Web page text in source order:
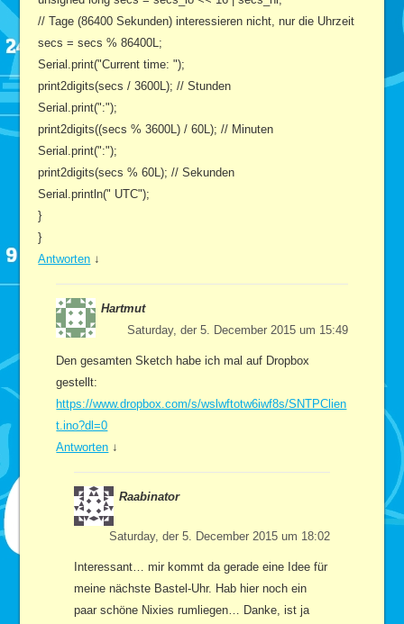
// Tage (86400 Sekunden) interessieren nicht, nur die Uhrzeit
secs = secs % 86400L;
Serial.print("Current time: ");
print2digits(secs / 3600L); // Stunden
Serial.print(":");
print2digits((secs % 3600L) / 60L); // Minuten
Serial.print(":");
print2digits(secs % 60L); // Sekunden
Serial.println(" UTC");
}
}
Antworten ↓
Hartmut
Saturday, der 5. December 2015 um 15:49
Den gesamten Sketch habe ich mal auf Dropbox
gestellt:
https://www.dropbox.com/s/wslwftotw6iwf8s/SNTPClien
t.ino?dl=0
Antworten ↓
Raabinator
Saturday, der 5. December 2015 um 18:02
Interessant… mir kommt da gerade eine Idee für
meine nächste Bastel-Uhr. Hab hier noch ein
paar schöne Nixies rumliegen… Danke, ist ja